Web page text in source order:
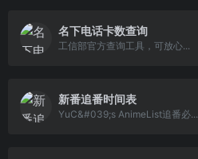
名下电话卡数查询
工信部官方查询工具，可放心...
新番追番时间表
YuC&#039;s AnimeList追番必...